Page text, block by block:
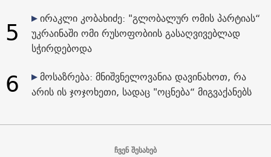
5
ირაკლი კობახიძე: "გლობალურ ომის პარტიას“
უკრაინაში ომი რუსოფობიის გასაღვივებლად
სჭირდებოდა
6
მოსაზრება: მნიშვნელოვანია დავინახოთ, რა
არის ის ჯოჯოხეთი, სადაც "ოცნება“ მიგვაქანებს
ჩვენ შესახებ